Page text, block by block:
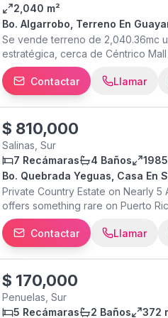
2,040 m²
Bo. Algarrobo, Terreno En
Se vende terreno de 2,040.36mc
estratégica, cerca de Céntrico
inversión en una de las zonas de
venta incluye los planos para la
oportunidad de invertir.
Contactar Llamar
$ 810,000
Salinas, Sur
7 Recámaras
4 Baños
Bo. Quebrada Yeguas, Casa En
Private Country Estate on Nearly
offers something rare on Puerto
You're just 5 minutes from the toll
drive away. A peaceful front porch
sq ft of living space finished in
also includes a private office, a
covered terrace off the kitchen
second living area with access to
Contactar Llamar
$ 170,000
Penuelas, Sur
5 Recámaras
2 Baños
372